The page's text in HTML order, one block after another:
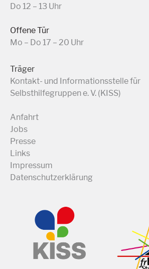
Do 12 – 13 Uhr
Offene Tür
Mo – Do 17 – 20 Uhr
Träger
Kontakt- und Informationsstelle für
Selbsthilfegruppen e. V. (KISS)
Anfahrt
Jobs
Presse
Links
Impressum
Datenschutzerklärung